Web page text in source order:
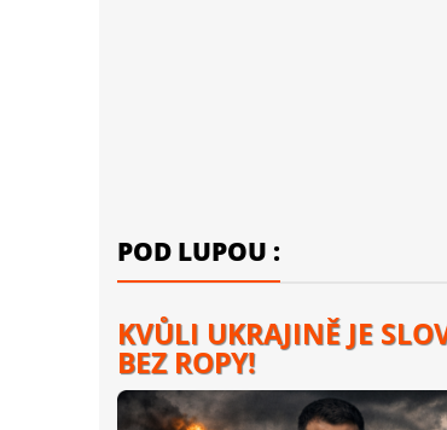
POD LUPOU :
KVŮLI UKRAJINĚ JE
BEZ ROPY!